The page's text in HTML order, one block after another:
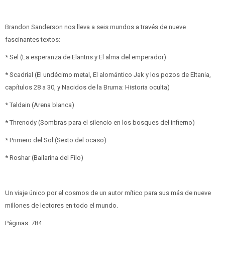
Brandon Sanderson nos lleva a seis mundos a través de nueve
fascinantes textos:
* Sel (La esperanza de Elantris y El alma del emperador)
* Scadrial (El undécimo metal, El alomántico Jak y los pozos de Eltania,
capítulos 28 a 30, y Nacidos de la Bruma: Historia oculta)
* Taldain (Arena blanca)
* Threnody (Sombras para el silencio en los bosques del infierno)
* Primero del Sol (Sexto del ocaso)
* Roshar (Bailarina del Filo)
Un viaje único por el cosmos de un autor mítico para sus más de nueve
millones de lectores en todo el mundo.
Páginas: 784